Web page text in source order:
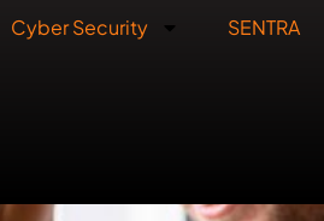
Cyber Security SENTRA